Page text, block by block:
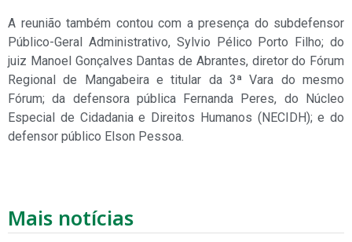
A reunião também contou com a presença do subdefensor
Público-Geral Administrativo, Sylvio Pélico Porto Filho; do
juiz Manoel Gonçalves Dantas de Abrantes, diretor do Fórum
Regional de Mangabeira e titular da 3ª Vara do mesmo
Fórum; da defensora pública Fernanda Peres, do Núcleo
Especial de Cidadania e Direitos Humanos (NECIDH); e do
defensor público Elson Pessoa.
Mais notícias